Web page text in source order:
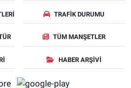
TRAFIK DURUMU
TÜM MANŞETLER
HABER ARŞIVI